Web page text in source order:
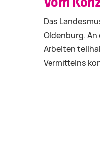
Das
Oldenburg.
Arbeiten
Vermittelns